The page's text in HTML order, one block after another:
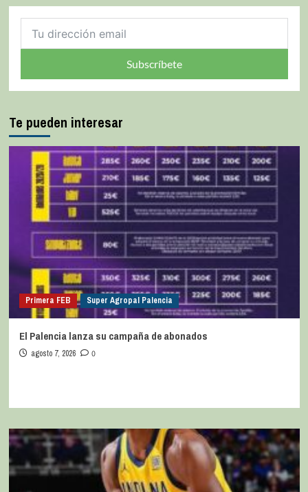
Subscríbete
Te pueden interesar
Primera FEB Super Agropal Palencia
El Palencia lanza su campaña de abonados
agosto 7, 2026 0